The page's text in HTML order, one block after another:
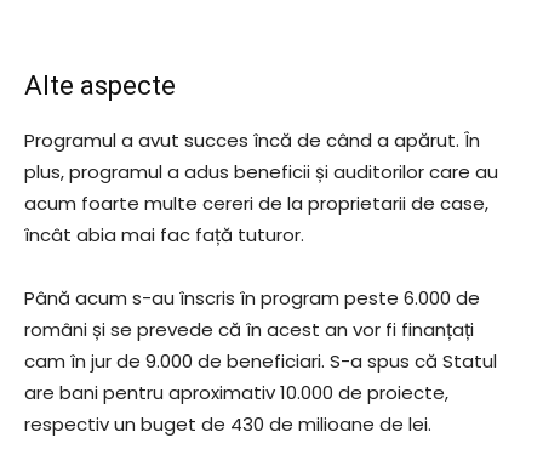
Alte aspecte
Programul a avut succes încă de când a apărut. În
plus, programul a adus beneficii și auditorilor care au
acum foarte multe cereri de la proprietarii de case,
încât abia mai fac față tuturor.
Până acum s-au înscris în program peste 6.000 de
români și se prevede că în acest an vor fi finanțați
cam în jur de 9.000 de beneficiari. S-a spus că Statul
are bani pentru aproximativ 10.000 de proiecte,
respectiv un buget de 430 de milioane de lei.